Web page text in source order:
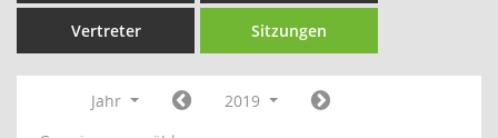
Vertreter Sitzungen
Jahr
2019